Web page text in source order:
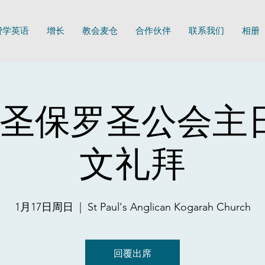
学英语 增长 教会麦仓 合作伙伴 联系我们 相册
保罗圣公会主
文礼拜
1月17日周日 St Paul's Anglican Kogarah Church
回覆出席